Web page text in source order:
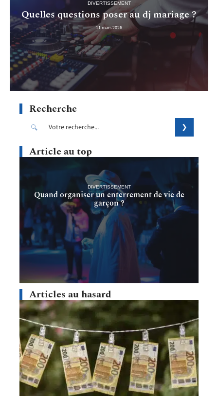
DIVERTISSEMENT
Quelles questions poser au dj mariage ?
11 mars 2026
Recherche
Article au top
DIVERTISSEMENT
Quand organiser un enterrement de vie de
garçon ?
Articles au hasard